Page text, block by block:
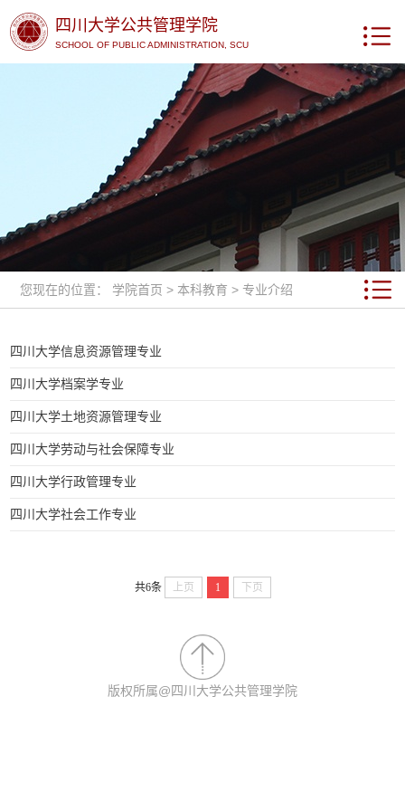
四川大学公共管理学院
SCHOOL OF PUBLIC ADMINISTRATION, SCU
您现在的位置： 学院首页 > 本科教育 > 专业介绍
四川大学信息资源管理专业
四川大学档案学专业
四川大学土地资源管理专业
四川大学劳动与社会保障专业
四川大学行政管理专业
四川大学社会工作专业
共6条 上页 1 下页
版权所属@四川大学公共管理学院